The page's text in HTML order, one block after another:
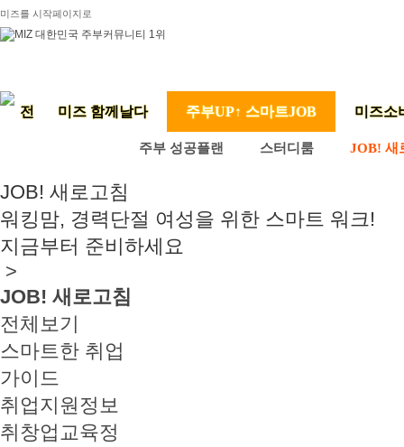
미즈를 시작페이지로
미즈 함께날다 주부UP↑ 스마트JOB 미즈소
주부 성공플랜 스터디룸 JOB! 새
JOB! 새로고침
워킹맘, 경력단절 여성을 위한 스마트 워크!
지금부터 준비하세요
>
JOB! 새로고침
전체보기
스마트한 취업
가이드
취업지원정보
취창업교육정